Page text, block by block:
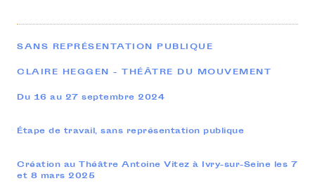
Agenda
01 41 50 07 20
—
SANS REPRÉSENTATION PUBLIQUE
CLAIRE HEGGEN - THÉÂTRE DU MOUVEMENT
Du 16 au 27 septembre 2024
Étape de travail, sans représentation publique
Création au Théâtre Antoine Vitez à Ivry-sur-Seine les 7
et 8 mars 2025